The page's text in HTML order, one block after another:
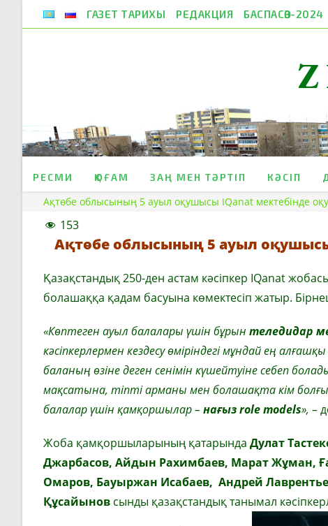
ГАЗЕТ ТАРИХЫ РЕДАКЦИЯ БАСПАСӨЗ-2024
РЕСМИ ҚОҒАМ ЗАҢ МЕН ТӘРТІП КӘСІП
Ақтөбе облысының 5 ауыл оқушысы IQanat мектебінде
153
Ақтөбе облысының 5 ауыл
Қазақстандық 250-ден астам кәсіпкер IQanat
болашаққа қадам басуына көмектесіп жатыр.
«Көптеген ауыл балалары үшін бұрын теледидар
кәсіпкерлермен кездесу өміріндегі мұндай ең
баланың өзіне деген сенімін күшейтуіне себеп
мақсатына, тіпті арманы мен болашақта кім
балалар үшін қамқоршылар – нағыз role models», –
Жоба қамқоршыларының қатарында Дулат
Джарбасов, Айдын Рахимбаев, Марат Жұман,
Омаров, Бауыржан Исабаев, Андрей
Құсайынов сынды қазақстандық танымал